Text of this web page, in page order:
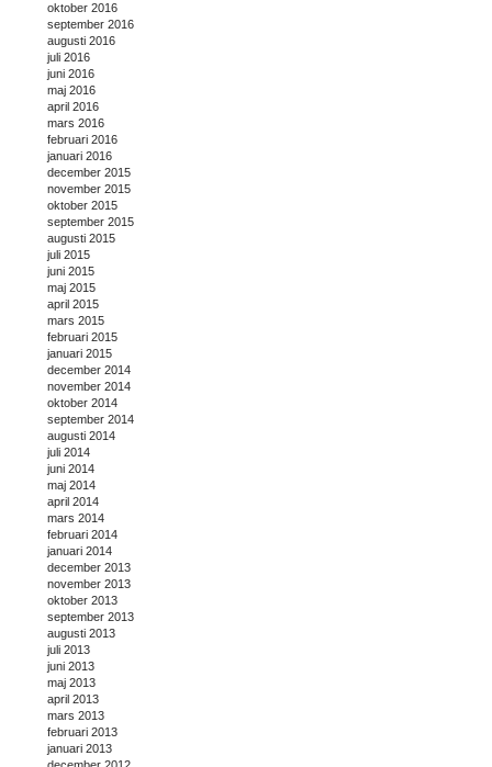
oktober 2016
september 2016
augusti 2016
juli 2016
juni 2016
maj 2016
april 2016
mars 2016
februari 2016
januari 2016
december 2015
november 2015
oktober 2015
september 2015
augusti 2015
juli 2015
juni 2015
maj 2015
april 2015
mars 2015
februari 2015
januari 2015
december 2014
november 2014
oktober 2014
september 2014
augusti 2014
juli 2014
juni 2014
maj 2014
april 2014
mars 2014
februari 2014
januari 2014
december 2013
november 2013
oktober 2013
september 2013
augusti 2013
juli 2013
juni 2013
maj 2013
april 2013
mars 2013
februari 2013
januari 2013